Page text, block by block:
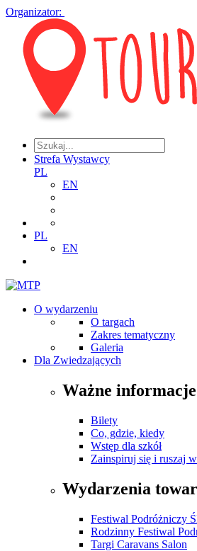
Organizator:
Strefa Wystawcy
PL
EN
PL
EN
O wydarzeniu
O targach
Zakres tematyczny
Galeria
Dla Zwiedzających
Ważne informacje
Bilety
Co, gdzie, kiedy
Wstęp dla szkół
Zainspiruj się i ruszaj
Wydarzenia
Festiwal Podróżniczy
Rodzinny Festiwal
Targi Caravans Salon